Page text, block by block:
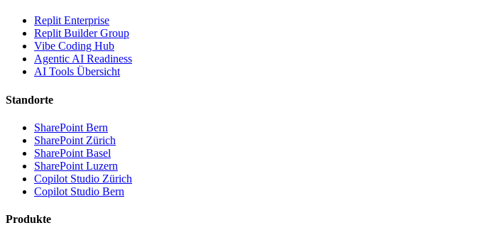
Replit Enterprise
Replit Builder Group
Vibe Coding Hub
Agentic AI Readiness
AI Tools Übersicht
Standorte
SharePoint Bern
SharePoint Zürich
SharePoint Basel
SharePoint Luzern
Copilot Studio Zürich
Copilot Studio Bern
Produkte